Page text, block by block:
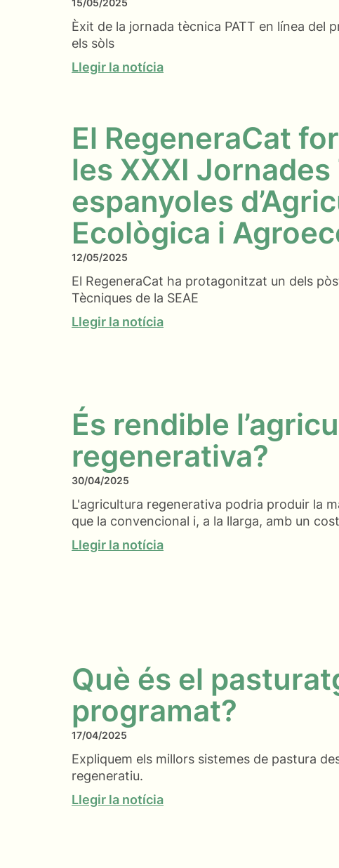
15/05/2025
Èxit de la jornada tècnica PATT en línea del
els sòls
Llegir la notícia
El RegeneraCat
les XXXI
espanyoles
Ecològica i
12/05/2025
El RegeneraCat ha protagonitzat un dels
Tècniques de la SEAE
Llegir la notícia
És rendible
regenerativa?
30/04/2025
L'agricultura regenerativa podria produir la
que la convencional i, a la llarga, amb un
Llegir la notícia
Què és el
programat?
17/04/2025
Expliquem els millors sistemes de pastura
regeneratiu.
Llegir la notícia